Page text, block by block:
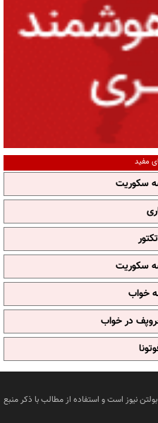
مفید
سکوریت
سکوریت
خواب
در خواب
نیوز است و استفاده از مطالب با ذکر منبع